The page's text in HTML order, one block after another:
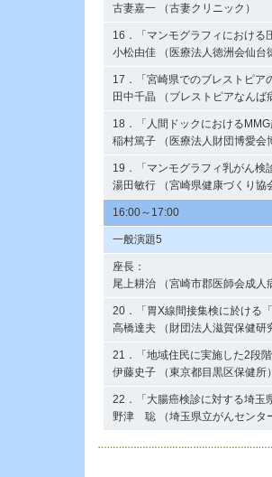
古妻嘉一 （古妻クリニック）
16．「マンモグラフィにおける
小松由佳 （医療法人徳洲会仙台
17．「宮崎県でのブレストピ
田中千晶 （ブレストピアなんば
18．「人間ドックにおける
稲村篤子 （医療法人財団博愛会
19．「マンモグラフィ乳がん検
湯田敏行 （宮崎県健康づくり協
16:00～17:00
一般演題5
座長：
尾上耕治 （宮崎市郡医師会成人
20．「胃X線間接集検に於ける
高橋達夫 （財団法人滋賀保健研
21．「地域住民に実施した2段
伊藤史子 （東京都目黒区保健所
22．「大腸癌検診に対する埼玉
野津 聡 （埼玉県立がんセンタ